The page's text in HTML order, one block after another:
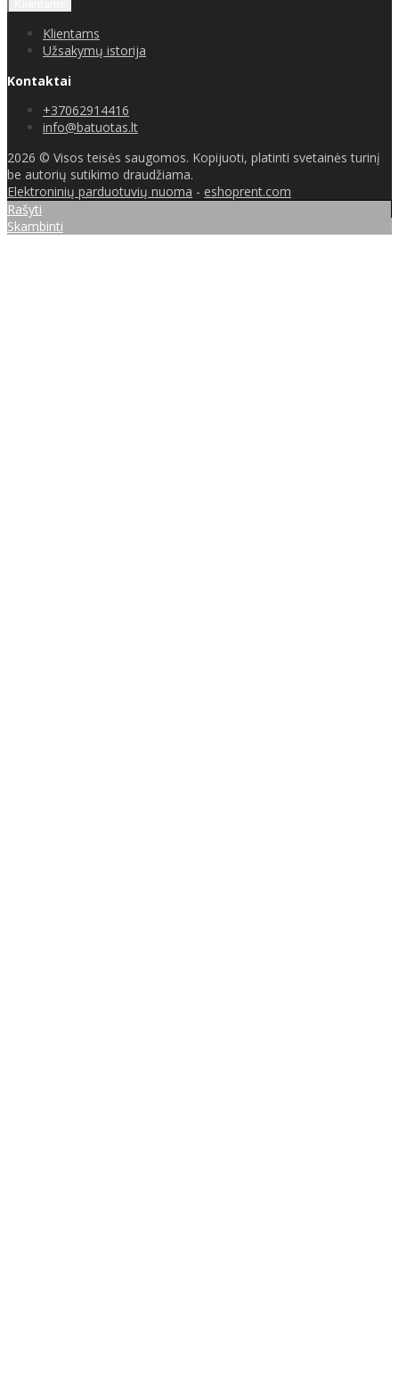
Klientams
Užsakymų istorija
Kontaktai
+37062914416
info@batuotas.lt
2026 © Visos teisės saugomos. Kopijuoti, platinti svetainės turinį
be autorių sutikimo draudžiama.
Elektroninių parduotuvių nuoma - eshoprent.com
Rašyti
Skambinti